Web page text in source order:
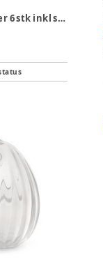
Råmælk opsamler 6 stk inkl silikonekop